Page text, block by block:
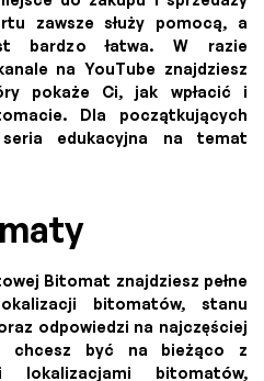
zawsze służy pomocą, a
bardzo łatwa. W razie
na YouTube znajdziesz
pokaże Ci, jak wpłacić i
Dla początkujących
edukacyjna na temat
Bitomat znajdziesz pełne
bitomatów, stanu
odpowiedzi na najczęściej
chcesz być na bieżąco z
bitomatów,